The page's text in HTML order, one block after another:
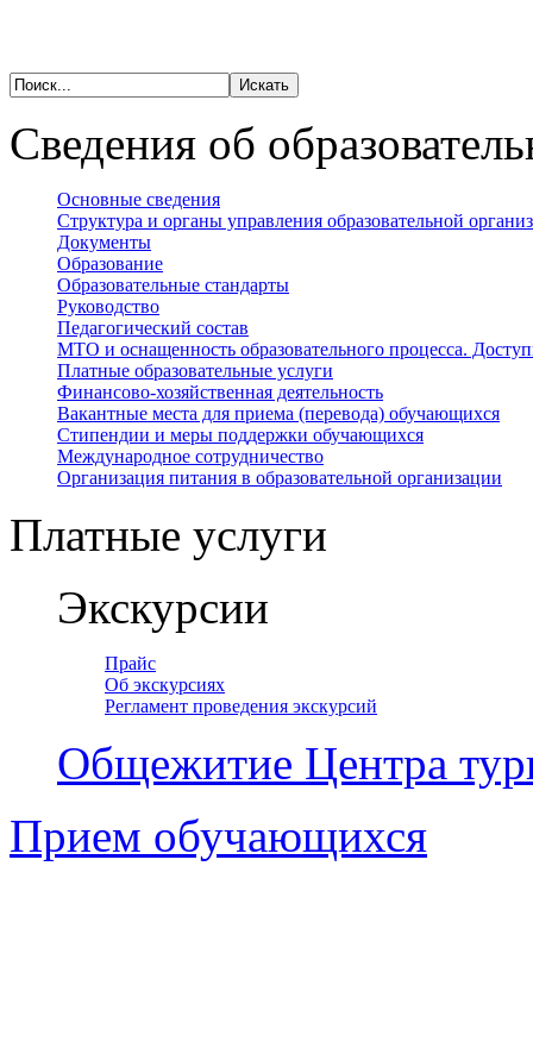
Сведения об
Основные сведения
Структура и органы управления образовательной
Документы
Образование
Образовательные стандарты
Руководство
Педагогический состав
МТО и оснащенность образовательного процесса.
Платные образовательные услуги
Финансово-хозяйственная деятельность
Вакантные места для приема (перевода) обучающихся
Стипендии и меры поддержки обучающихся
Международное сотрудничество
Организация питания в образовательной организации
Платные услуги
Экскурсии
Прайс
Об экскурсиях
Регламент проведения экскурсий
Общежитие Центра
Прием обучающихся